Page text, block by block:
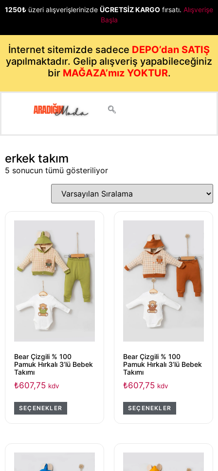
1250₺ üzeri alışverişlerinizde ÜCRETSİZ KARGO fırsatı. Alışverişe
Başla
İnternet sitemizde sadece DEPO’dan SATIŞ
yapılmaktadır. Gelip alışveriş yapabileceğiniz
bir MAĞAZA’mız YOKTUR.
erkek takım
5 sonucun tümü gösteriliyor
Bear Çizgili % 100
Pamuk Hırkalı 3’lü Bebek
Takımı
₺607,75 kdv
SEÇENEKLER
Bear Çizgili % 100
Pamuk Hırkalı 3’lü Bebek
Takımı
₺607,75 kdv
SEÇENEKLER